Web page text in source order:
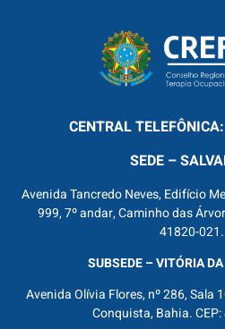
CENTRALTELEFÔNICA:
SEDE –
Avenida Tancredo Neves, Edifício
999, 7º andar, Caminho das
41820-021.
SUBSEDE – VITÓRIA
Avenida Olívia Flores, nº 286, Sala
Conquista, Bahia.